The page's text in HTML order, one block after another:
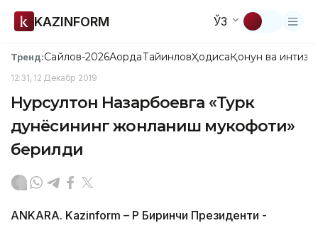
KAZINFORM ЎЗ
Тренд:Сайлов-2026АқордаТайинловҲодисаҚонун ва
12:31, 12 Декабр 2019
Нурсултон Назарбоевга «Турк
дунёсининг жонланиш мукофоти»
берилди
ANKARA. Kazinform – ҚР Биринчи Президенти -